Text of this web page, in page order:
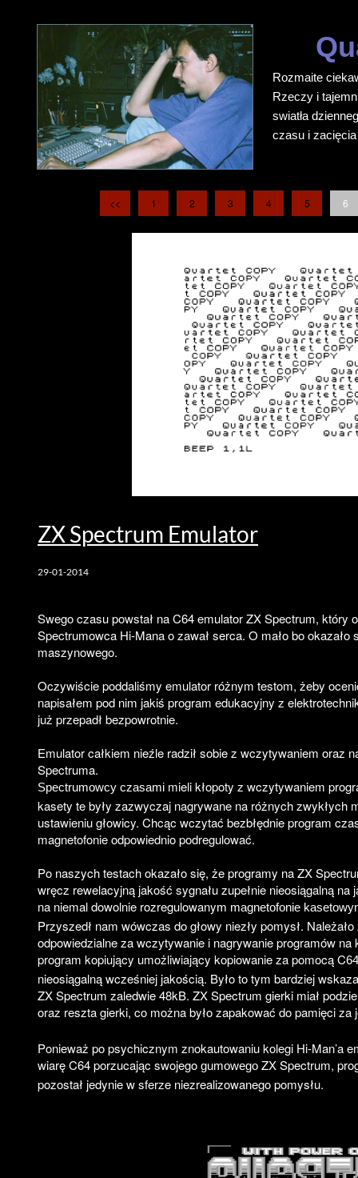
Rozmaite
Rzeczy i
swiatła
czasu i
<< 1 2 3 4 5 6
ZX Spectrum Emulator
29-01-2014
Swego czasu powstał na C64 emulator ZX Spectrum, który
Spectrumowca Hi-Mana o zawał serca. O mało bo okazało
maszynowego.
Oczywiście poddaliśmy emulator różnym testom, żeby
napisałem pod nim jakiś program edukacyjny z
już przepadł bezpowrotnie.
Emulator całkiem nieźle radził sobie z wczytywaniem oraz
Spectruma.
Spectrumowcy czasami mieli kłopoty z wczytywaniem
kasety te były zazwyczaj nagrywane na różnych zwykłych
ustawieniu głowicy. Chcąc wczytać bezbłędnie program
magnetofonie odpowiednio podregulować.
Po naszych testach okazało się, że programy na ZX
wręcz rewelacyjną jakość sygnału zupełnie nieosiągalną
na niemal dowolnie rozregulowanym magnetofonie
Przyszedł nam wówczas do głowy niezły pomysł.
odpowiedzialne za wczytywanie i nagrywanie programów na
program kopiujący umożliwiający kopiowanie za pomocą C
nieosiągalną wcześniej jakością. Było to tym bardziej
ZX Spectrum zaledwie 48kB. ZX Spectrum gierki miał
oraz reszta gierki, co można było zapakować do pamięci za
Ponieważ po psychicznym znokautowaniu kolegi Hi-Man’a
wiarę C64 porzucając swojego gumowego ZX Spectrum,
pozostał jedynie w sferze niezrealizowanego pomysłu.